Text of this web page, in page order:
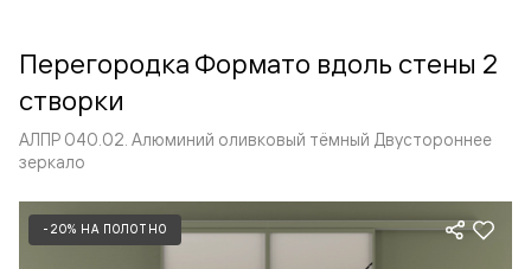
алюминиевых перегородок и дверей координируется
со стеновыми панелями Волховец.
Перегородка Формато вдоль стены 2
створки
АЛПР 040.02. Алюминий оливковый тёмный Двустороннее
зеркало
-20% НА ПОЛОТНО